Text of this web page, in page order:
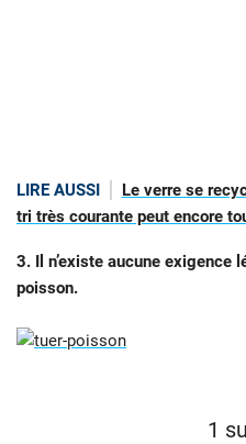
LIRE AUSSI
Le verre se
tri très courante peut encore
3. Il n’existe aucune exigence
poisson.
1